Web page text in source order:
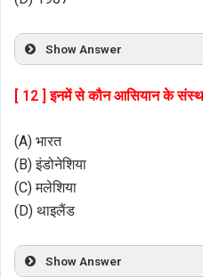
Show Answer
[ 12 ] इनमें से कौन आसियान के
(A) भारत
(B) इंडोनेशिया
(C) मलेशिया
(D) थाइलैंड
Show Answer